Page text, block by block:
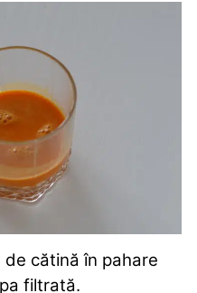
cătină în pahare
filtrată.